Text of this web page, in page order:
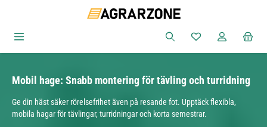
Du har 0 objekt i
Mobil hage: Snabb montering för tävling och turridning
Ge din häst säker rörelsefrihet även på resande fot. Upptäck flexibla,
mobila hagar för tävlingar, turridningar och korta semestrar.